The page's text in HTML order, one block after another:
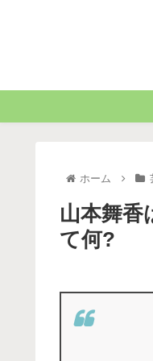
ホーム
山本舞
て何?